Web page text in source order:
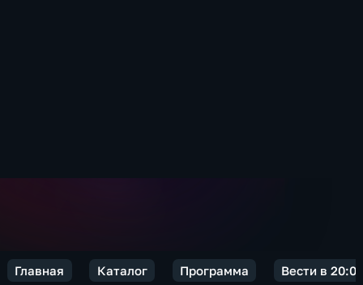
Главная Каталог Программа Вести в 20:00